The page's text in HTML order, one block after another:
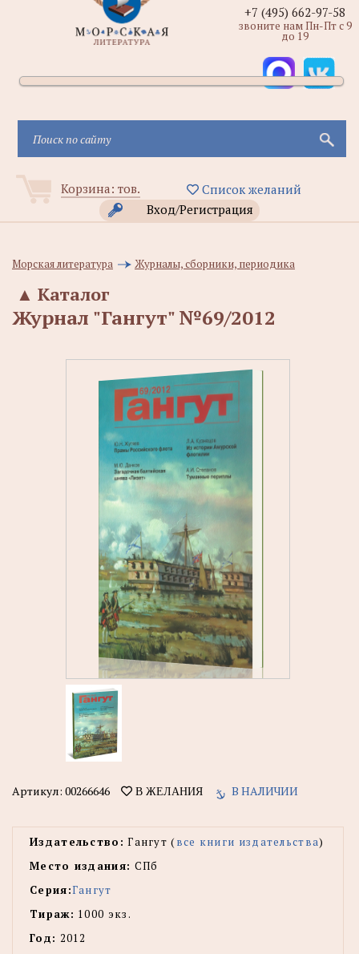
Корзина: тов.
Список желаний
Вход/Регистрация
+7 (495) 662-97-58
звоните нам Пн-Пт с 9
до 19
Морская литература Журналы, сборники, периодика
Каталог
▲
Журнал "Гангут" №69/2012
Артикул: 00266646 В ЖЕЛАНИЯ В НАЛИЧИИ
Издательство: Гангут (все книги издательства)
Место издания: СПб
Серия:Гангут
Тираж: 1000 экз.
Год: 2012